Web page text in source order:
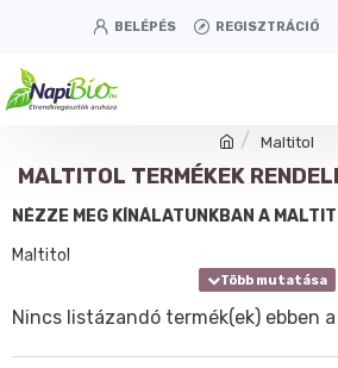
BELÉPÉS REGISZTRÁCIÓ
Maltitol
MALTITOL TERMÉKEK
NÉZZE MEG KÍNÁLATUNKBAN A
Maltitol
Nincs listázandó termék(ek) ebben